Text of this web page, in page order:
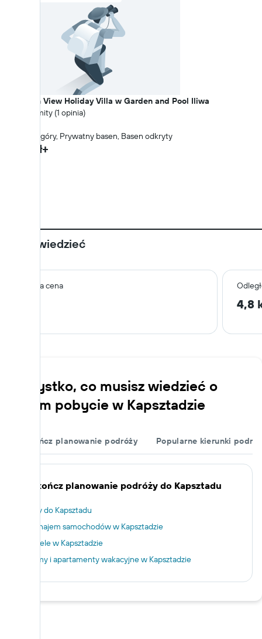
Mountain View Holiday Villa w Garden and Pool Iliwa
10 Znakomity (1 opinia)
Widok na góry, Prywatny basen, Basen odkryty
1 691 zł+
Warto wiedzieć
Jakość a cena
4,8
Wszystko, co musisz wiedzieć o
swoim pobycie w Kapsztadzie
Dokończ planowanie podróży Popularne kierunki
Dokończ planowanie podróży do Kapsztadu
Loty do Kapsztadu
Wynajem samochodów w Kapsztadzie
Hotele w Kapsztadzie
Domy i apartamenty wakacyjne w Kapsztadzie